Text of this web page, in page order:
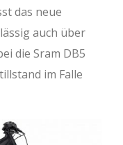
das neue
auch über
die Sram DB5
im Falle